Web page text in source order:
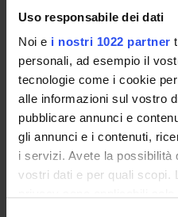
Uso responsabile dei dati
Noi e i nostri 1022 partner
personali, ad esempio il
tecnologie come i cookie
alle informazioni sul vostro
pubblicare annunci e
gli annunci e i contenuti,
i servizi. Avete la possibilità
vostri dati e per quali scopi.
have the necessary skills to
independently in the field of
networks.
Prerequisites and
As a first-year course, no
other than knowledge of the
minimi).
Program